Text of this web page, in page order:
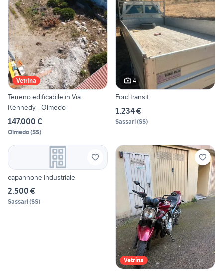
Vetrina
Terreno edificabile in Via
Kennedy - Olmedo
147.000 €
Olmedo(SS)
4
Ford transit
1.234 €
Sassari(SS)
capannone industriale
2.500 €
Sassari(SS)
Vetrina